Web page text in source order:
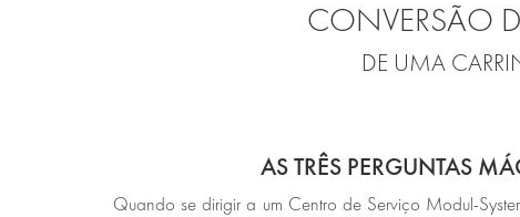
CONVERSÃO
DE UMA
AS TRÊS PERGUNTAS
Quando se dirigir a um Centro de Serviço Modul-